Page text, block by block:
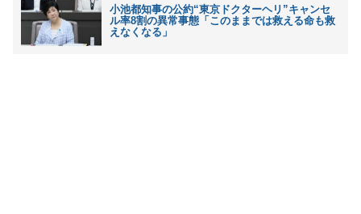
小池都知事の公約“東京ドクターヘリ”キャンセ
ル率8割の異常事態「このままでは救える命も救
えなくなる」